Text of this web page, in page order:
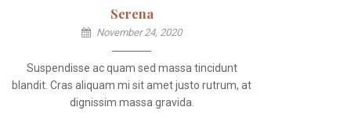
Serena
November 24, 2020
Suspendisse ac quam sed massa tincidunt
blandit. Cras aliquam mi sit amet justo rutrum, at
dignissim massa gravida.